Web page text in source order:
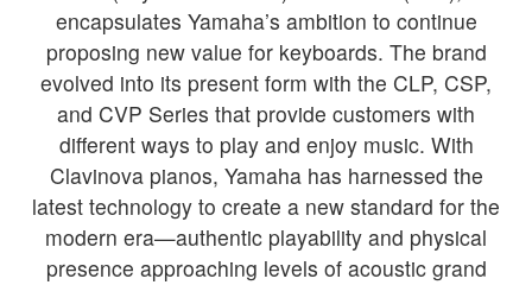
encapsulates Yamaha’s ambition to continue
proposing new value for keyboards. The brand
evolved into its present form with the CLP, CSP,
and CVP Series that provide customers with
different ways to play and enjoy music. With
Clavinova pianos, Yamaha has harnessed the
latest technology to create a new standard for the
modern era—authentic playability and physical
presence approaching levels of acoustic grand